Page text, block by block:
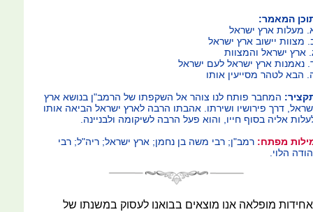
המאמר:
מעלות ארץ ישראל
מצוות יישוב ארץ ישראל
ארץ ישראל והמצוות
נאמנות ארץ ישראל לעם ישראל
הבא לטהר מסייעין אותו
המחבר פותח לנו צוהר אל השקפתו של הרמב"ן בנושא ארץ
דרך פירושיו ושירתו. אהבתו הרבה לארץ ישראל הביאה אותו
אליה בסוף חייו, והוא פעל הרבה לשיקומה ולבניינה.
מפתח: רמב"ן; רבי משה בן נחמן; ארץ ישראל; ריה"ל; רבי
הלוי.
אחידות מופלאה אנו מוצאים בבואנו לעסוק במשנתו של